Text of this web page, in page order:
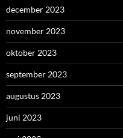
december 2023
november 2023
oktober 2023
september 2023
augustus 2023
juni 2023